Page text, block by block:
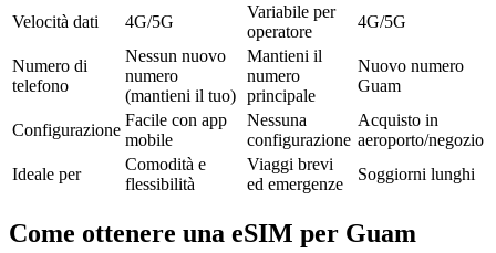
Velocità dati
4G/5G
Variabile per
operatore
4G/5G
Numero di
telefono
Nessun nuovo
numero
(mantieni il tuo)
Mantieni il
numero
principale
Nuovo numero
Guam
Configurazione
Facile con app
mobile
Nessuna
configurazione
Acquisto in
aeroporto/negozio
Ideale per
Comodità e
flessibilità
Viaggi brevi
ed emergenze
Soggiorni lunghi
Come ottenere una eSIM per Guam